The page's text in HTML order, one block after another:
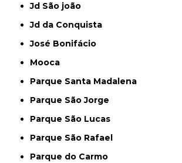
Jd São joão
Jd da Conquista
José Bonifácio
Mooca
Parque Santa Madalena
Parque São Jorge
Parque São Lucas
Parque São Rafael
Parque do Carmo